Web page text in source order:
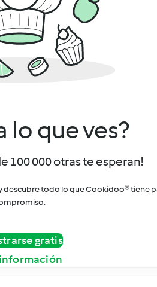
lo que ves?
100 000 otras te esperan!
descubre todo lo que Cookidoo® tiene
gratis